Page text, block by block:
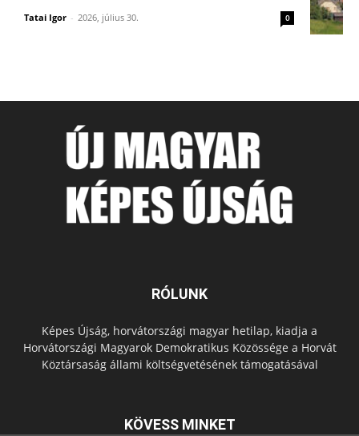
Tatai Igor - 2026, július 30. 0
RÓLUNK
Képes Újság, horvátországi magyar hetilap, kiadja a
Horvátországi Magyarok Demokratikus Közössége a Horvát
Köztársaság állami költségvetésének támogatásával
KÖVESS MINKET